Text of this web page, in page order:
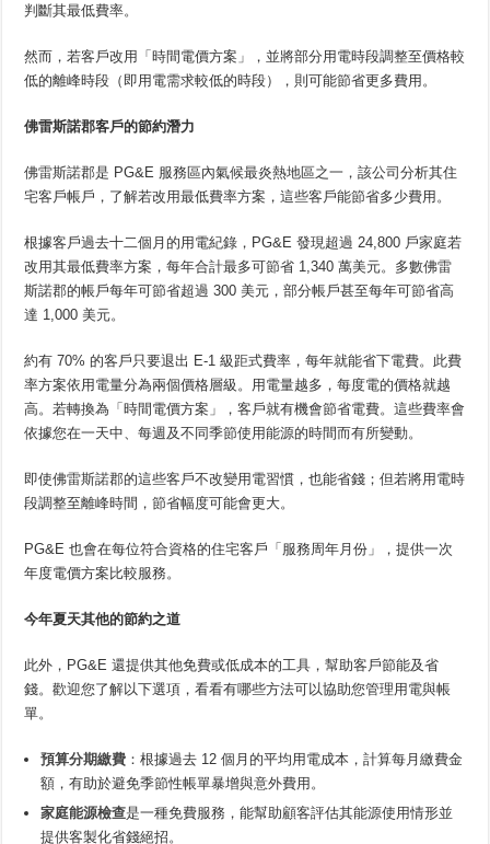
判斷其最低費率。
然而，若客戶改用「時間電價方案」，並將部分用電時段調整至價格較
低的離峰時段（即用電需求較低的時段），則可能節省更多費用。
佛雷斯諾郡客戶的節約潛力
佛雷斯諾郡是 PG&E 服務區內氣候最炎熱地區之一，該公司分析其住
宅客戶帳戶，了解若改用最低費率方案，這些客戶能節省多少費用。
根據客戶過去十二個月的用電紀錄，PG&E 發現超過 24,800 戶家庭若
改用其最低費率方案，每年合計最多可節省 1,340 萬美元。多數佛雷
斯諾郡的帳戶每年可節省超過 300 美元，部分帳戶甚至每年可節省高
達 1,000 美元。
約有 70% 的客戶只要退出 E-1 級距式費率，每年就能省下電費。此費
率方案依用電量分為兩個價格層級。用電量越多，每度電的價格就越
高。若轉換為「時間電價方案」，客戶就有機會節省電費。這些費率會
依據您在一天中、每週及不同季節使用能源的時間而有所變動。
即使佛雷斯諾郡的這些客戶不改變用電習慣，也能省錢；但若將用電時
段調整至離峰時間，節省幅度可能會更大。
PG&E 也會在每位符合資格的住宅客戶「服務周年月份」，提供一次
年度電價方案比較服務。
今年夏天其他的節約之道
此外，PG&E 還提供其他免費或低成本的工具，幫助客戶節能及省
錢。歡迎您了解以下選項，看看有哪些方法可以協助您管理用電與帳
單。
預算分期繳費 ：根據過去 12 個月的平均用電成本，計算每月繳費金
額，有助於避免季節性帳單暴增與意外費用。
家庭能源檢查是一種免費服務，能幫助顧客評估其能源使用情形並
提供客製化省錢絕招。